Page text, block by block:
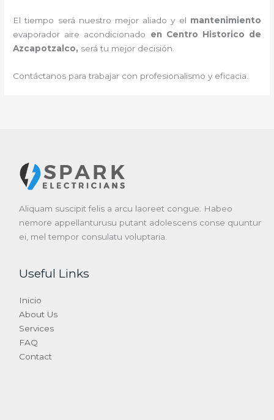
El tiempo será nuestro mejor aliado y el mantenimiento
evaporador aire acondicionado en Centro Historico de
Azcapotzalco, será tu mejor decisión.
Contáctanos para trabajar con profesionalismo y eficacia.
Aliquam suscipit felis a arcu laoreet congue. Habeo
nemore appellanturusu putant adolescens conse quuntur
ei, mel tempor consulatu voluptaria.
Useful Links
Inicio
About Us
Services
FAQ
Contact